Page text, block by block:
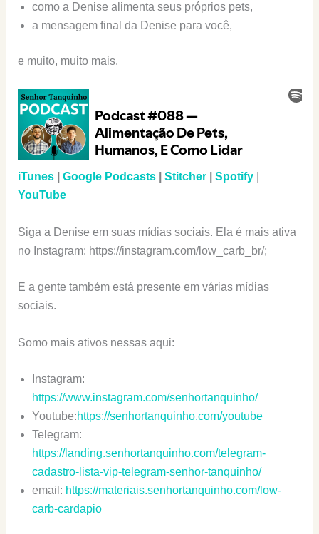
como a Denise alimenta seus próprios pets,
a mensagem final da Denise para você,
e muito, muito mais.
iTunes| Google Podcasts| Stitcher| Spotify|
YouTube
Siga a Denise em suas mídias sociais. Ela é mais ativa
no Instagram: https://instagram.com/low_carb_br/;
E a gente também está presente em várias mídias
sociais.
Somo mais ativos nessas aqui:
Instagram:
https://www.instagram.com/senhortanquinho/
Youtube:https://senhortanquinho.com/youtube
Telegram:
https://landing.senhortanquinho.com/telegram-
cadastro-lista-vip-telegram-senhor-tanquinho/
email: https://materiais.senhortanquinho.com/low-
carb-cardapio